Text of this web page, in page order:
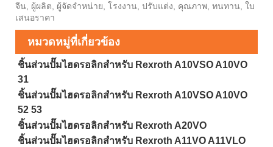
จีน, ผู้ผลิต, ผู้จัดจำหน่าย, โรงงาน, ปรับแต่ง, คุณภาพ, ทนทาน, ใบ
เสนอราคา
หมวดหมู่ที่เกี่ยวข้อง
ชิ้นส่วนปั๊มไฮดรอลิกสำหรับ Rexroth A10VSO A10VO
31
ชิ้นส่วนปั๊มไฮดรอลิกสำหรับ Rexroth A10VSO A10VO
52 53
ชิ้นส่วนปั๊มไฮดรอลิกสำหรับ Rexroth A20VO
ชิ้นส่วนปั๊มไฮดรอลิกสำหรับ Rexroth A11VO A11VLO